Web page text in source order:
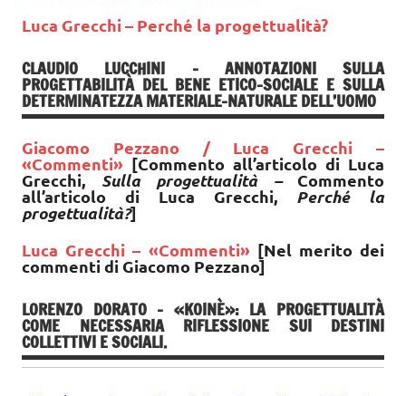
Luca Grecchi– Perché la progettualità?
CLAUDIO LUCCHINI – ANNOTAZIONI SULLA
PROGETTABILITÀ DEL BENE ETICO-SOCIALE E SULLA
DETERMINATEZZA MATERIALE-NATURALE DELL’UOMO
Giacomo Pezzano / Luca Grecchi –
«Commenti» [Commento all’articolo di Luca
Grecchi, Sulla progettualità – Commento
all’articolo di Luca Grecchi, Perché la
progettualità?]
Luca Grecchi – «Commenti»[Nel merito dei
commenti di Giacomo Pezzano]
LORENZO DORATO – «KOINÈ»: LA PROGETTUALITÀ
COME NECESSARIA RIFLESSIONE SUI DESTINI
COLLETTIVI E SOCIALI.